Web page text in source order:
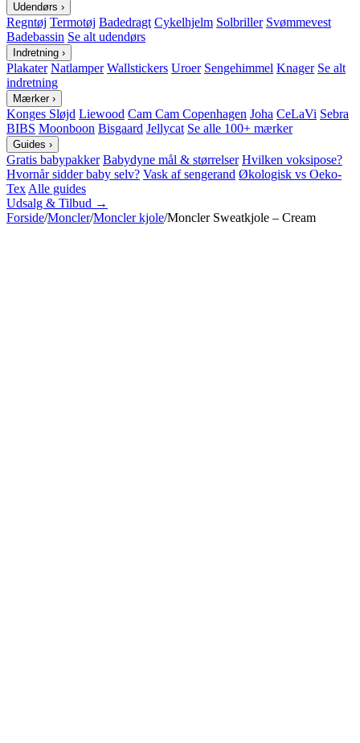
Udendørs ›
Regntøj Termotøj Badedragt Cykelhjelm Solbriller Svømmevest
Badebassin Se alt udendørs
Indretning ›
Plakater Natlamper Wallstickers Uroer Sengehimmel Knager Se alt
indretning
Mærker ›
Konges Sløjd Liewood Cam Cam Copenhagen Joha CeLaVi Sebra
BIBS Moonboon Bisgaard Jellycat Se alle 100+ mærker
Guides ›
Gratis babypakker Babydyne mål & størrelser Hvilken voksipose?
Hvornår sidder baby selv? Vask af sengerand Økologisk vs Oeko-
Tex Alle guides
Udsalg & Tilbud →
Forside/Moncler/Moncler kjole/Moncler Sweatkjole – Cream